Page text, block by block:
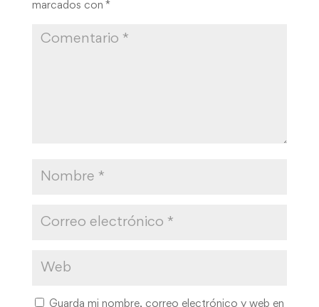
marcados con *
Guarda mi nombre, correo electrónico y web en